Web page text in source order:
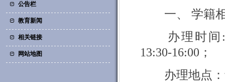
公告栏
教育新闻
相关链接
网站地图
一、学籍
办理时间
13:30-16:00；
办理地点：